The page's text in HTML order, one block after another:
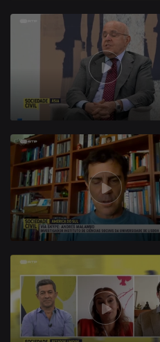
575991